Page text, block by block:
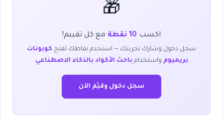
🎁
اكسب 10 نقطة مع كل تقييم!
سجل دخول وشارك تجربتك — استخدم نقاطك لفتح كوبونات
بريميوم واستخدام باحث الأكواد بالذكاء الاصطناعي
سجل دخول وقيّم الآن